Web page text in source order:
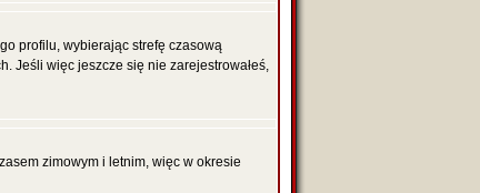
profilu, wybierając strefę czasową
Jeśli więc jeszcze się nie zarejestrowałeś,
zimowym i letnim, więc w okresie